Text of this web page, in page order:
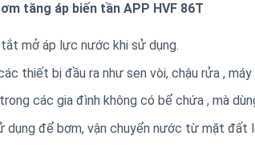
tăng áp biến tần APP HVF 86T
mở áp lực nước khi sử dụng.
thiết bị đầu ra như sen vòi, chậu rửa ,
các gia đình không có bể chứa , mà
dụng để bơm, vận chuyển nước từ mặt đất